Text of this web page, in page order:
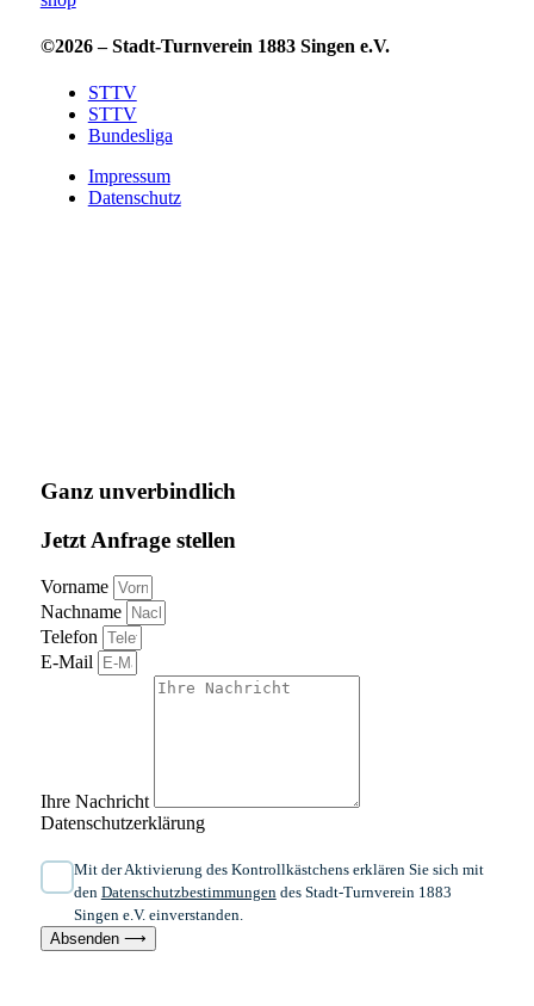
©2026 – Stadt-Turnverein 1883 Singen e.V.
STTV
STTV
Bundesliga
Impressum
Datenschutz
Ganz unverbindlich
Jetzt Anfrage stellen
Vorname
Nachname
Telefon
E-Mail
Ihre Nachricht
Datenschutzerklärung
Mit der Aktivierung des Kontrollkästchens erklären Sie sich mit
den Datenschutzbestimmungendes Stadt-Turnverein 1883
Singen e.V. einverstanden.
Absenden ⟶